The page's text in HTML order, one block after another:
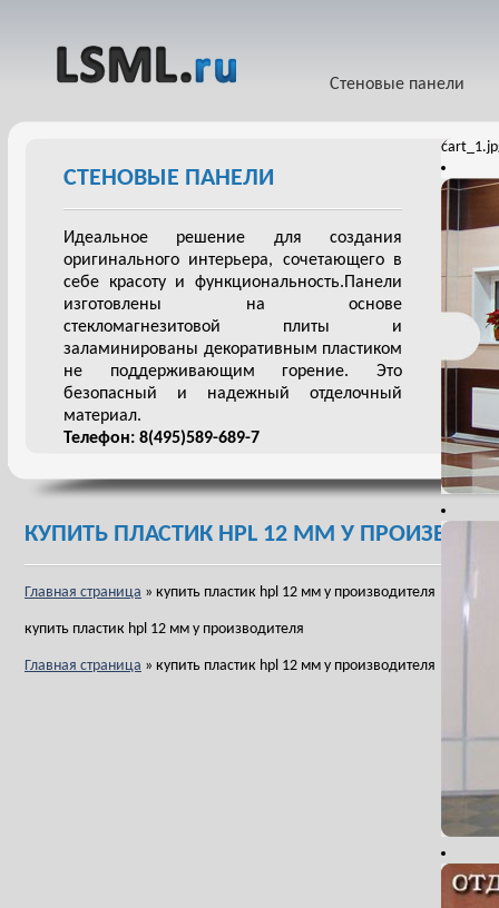
Стеновые панели
СТЕНОВЫЕ ПАНЕЛИ
Идеальное решение для создания
оригинального интерьера, сочетающего в
себе красоту и функциональность.Панели
изготовлены на основе
стекломагнезитовой плиты и
заламинированы декоративным пластиком
не поддерживающим горение. Это
безопасный и надежный отделочный
материал.
Телефон: 8(495)589-689-7
КУПИТЬ ПЛАСТИК HPL 12 ММ У
Главная страница » купить пластик hpl 12 мм у производителя
купить пластик hpl 12 мм у производителя
Главная страница » купить пластик hpl 12 мм у производителя